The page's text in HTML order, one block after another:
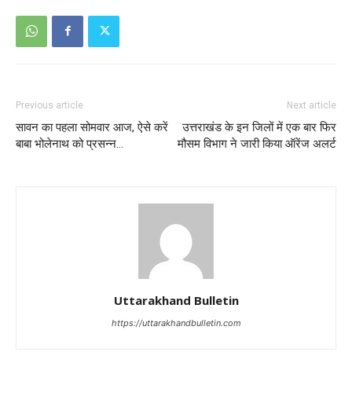
Previous article
सावन का पहला सोमवार आज, ऐसे करें
बाबा भोलेनाथ को प्रसन्न…
Next article
उत्तराखंड के इन जिलों में एक बार फिर
मौसम विभाग ने जारी किया ऑरेंज अलर्ट
Uttarakhand Bulletin
https://uttarakhandbulletin.com